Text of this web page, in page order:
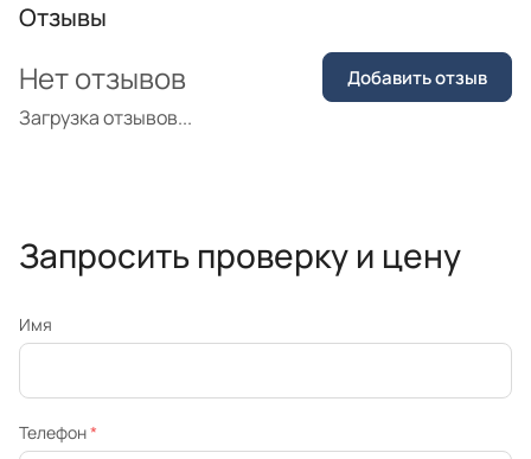
Отзывы
Загрузка отзывов...
Нет отзывов Добавить отзыв
Запросить проверку и цену
Имя
Телефон*